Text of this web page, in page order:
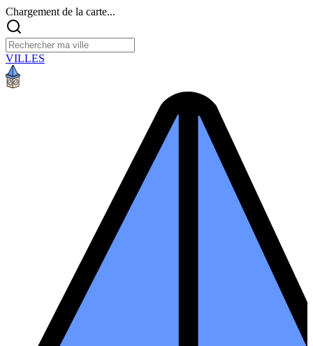
Chargement de la carte...
VILLES